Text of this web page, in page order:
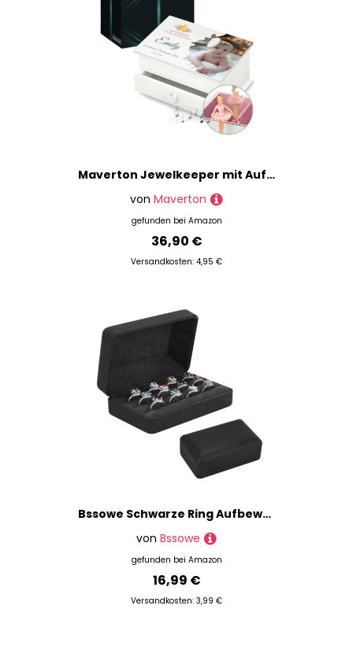
Maverton Jewelkeeper mit Aufdruck - Schmuckschatulle mit Spieluhr Ballerina - Musikschmuckdose für Mädchen - Schmuckkästchen zur Taufe - zur Erstkommunion - zum Geburtstag - mit Schublade - Andenken
von Maverton
gefunden bei Amazon
36,90 €
Versandkosten: 4,95 €
Bssowe Schwarze Ring Aufbewahrungsbox, Rechteckige Ring Aufbewahrungsbox, Reise Schmuck Fall, Kleine Schmuckschatulle, Pu Leder Samt Schmuck Geschenkbox für Damen, Herren, Mädchen, Ohrring
von Bssowe
gefunden bei Amazon
16,99 €
Versandkosten: 3,99 €